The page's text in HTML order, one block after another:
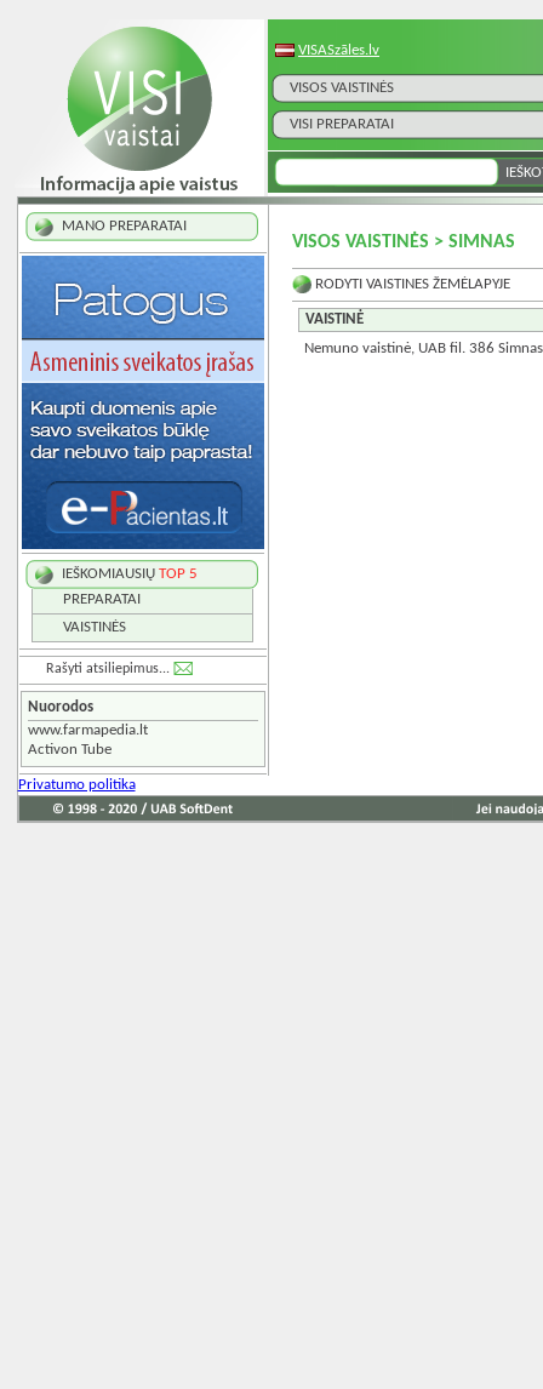
VISASzāles.lv
VISOS VAISTINĖS
VISI PREPARATAI
MANO PREPARATAI
IEŠKOMIAUSIŲ TOP 5
PREPARATAI
VAISTINĖS
Rašyti atsiliepimus...
Nuorodos
www.farmapedia.lt
Activon Tube
VISOS VAISTINĖS > SIMNAS
RODYTI VAISTINES ŽEMĖLAPYJE
VAISTINĖ
Nemuno vaistinė, UAB fil. 386 Simnas
Privatumo politika